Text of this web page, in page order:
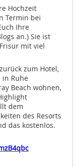
Hochzeit
Termin bei
Ihre
an.) Sie ist
mit viel
zum Hotel,
Ruhe
Beach wohnen,
dem
des Resorts
das kostenlos.